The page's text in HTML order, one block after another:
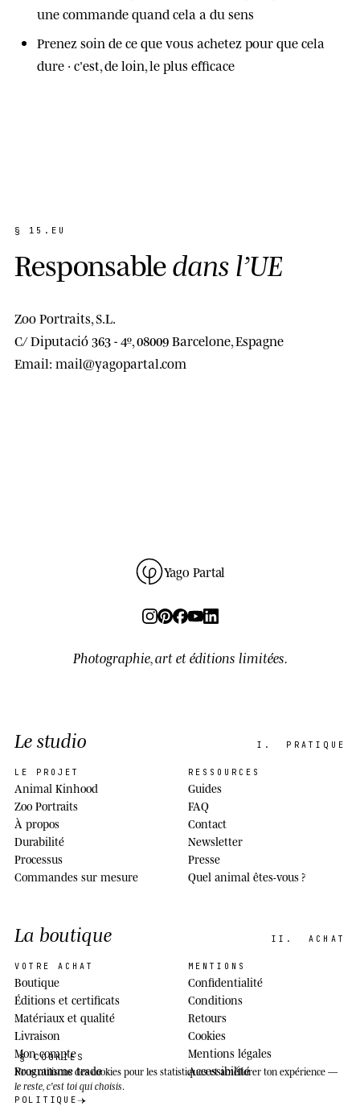
une commande quand cela a du sens
Prenez soin de ce que vous achetez pour que cela
dure · c'est, de loin, le plus efficace
§ 15.EU
Responsabledans l’UE
Zoo Portraits, S.L.
C/ Diputació 363 - 4º, 08009 Barcelone, Espagne
Email: mail@yagopartal.com
Yago Partal
Photographie, art et éditions limitées.
Le studio I. PRATIQUE
LE PROJET
Animal Kinhood
Zoo Portraits
À propos
Durabilité
Processus
Commandes sur mesure
RESSOURCES
Guides
FAQ
Contact
Newsletter
Presse
Quel animal êtes-vous ?
La boutique II. ACHAT
VOTRE ACHAT
Boutique
Éditions et certificats
Matériaux et qualité
Livraison
Mon compte
Programme trade
MENTIONS
Confidentialité
Conditions
Retours
Cookies
Mentions légales
Accessibilité
§ COOKIES
Nous utilisons des cookiespour les statistiques et améliorer ton expérience —
le reste, c'est toi qui choisis.
POLITIQUE